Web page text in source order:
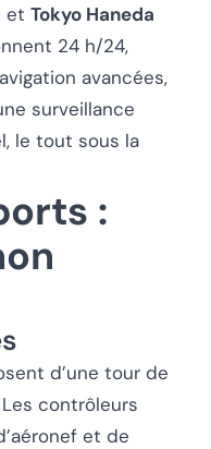
et Tokyo Haneda
24 h/24,
avancées,
surveillance
le tout sous la
:
d’une tour de
contrôleurs
et de